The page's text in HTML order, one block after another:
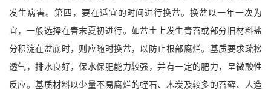
发生病害。第四，要在适宜的时间进行换盆。换盆以一年一次为
宜，一般选择在春末夏初进行。如盆土上发生青苔或部分旧材料盐
分积淀在盆底时，则应随时换盆，以防止根部腐烂。基质要求疏松
透气，排水良好，保水保肥能力较强，并有一定的肥力，呈微酸性
反应。基质材料以少量不易腐烂的蛭石、木炭及较多的苔藓、人造